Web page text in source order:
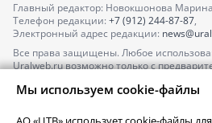
Главный редактор: Новокшонова
Телефон редакции: +7 (912) 244-87-87,
Электронный адрес редакции:
Все права защищены. Любое
Uralweb.ru возможно только с
По вопросам размещения рекламы
Мы используем cookie-файлы